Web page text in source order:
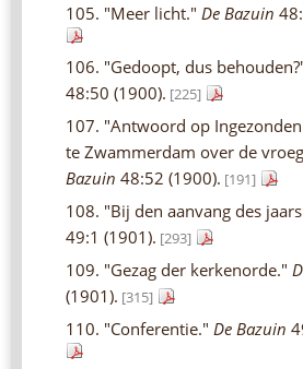
105. "Meer licht." De Bazuin
106. "Gedoopt, dus
48:50 (1900). [225]
107. "Antwoord op
te Zwammerdam over de
Bazuin 48:52 (1900). [191]
108. "Bij den aanvang des
49:1 (1901). [293]
109. "Gezag der kerkenorde."
(1901). [315]
110. "Conferentie." De Bazuin